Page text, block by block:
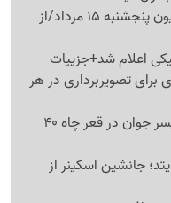
جدول فیلم‌های سینمایی امروز تلویزیون پنجشنبه 15 مرداد/از
اعلام شد+جزییات
برای تصویربرداری در هر
مرگ در صحرای جلالی؛ کشف جسد پسر جوان در قعر چاه 40
جانشین اسکینر از